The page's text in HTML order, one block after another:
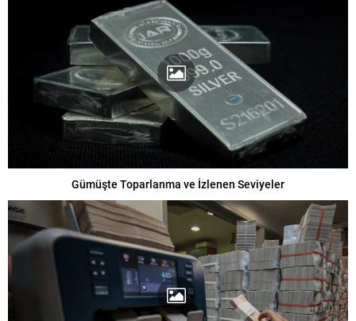
Gümüşte Toparlanma ve İzlenen Seviyeler